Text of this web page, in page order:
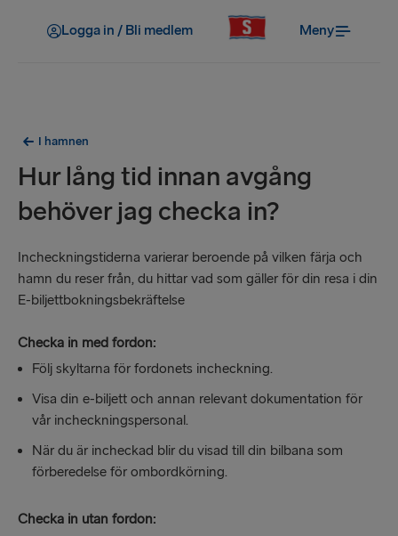
Logga in / Bli medlem Meny
I hamnen
Hur lång tid innan avgång
behöver jag checka in?
Incheckningstiderna varierar beroende på vilken färja och
hamn du reser från, du hittar vad som gäller för din resa i din
E-biljettbokningsbekräftelse
Checka in med fordon:
Följ skyltarna för fordonets incheckning.
Visa din e-biljett och annan relevant dokumentation för
vår incheckningspersonal.
När du är incheckad blir du visad till din bilbana som
förberedelse för ombordkörning.
Checka in utan fordon: